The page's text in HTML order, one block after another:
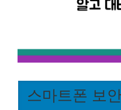
스마트폰 보